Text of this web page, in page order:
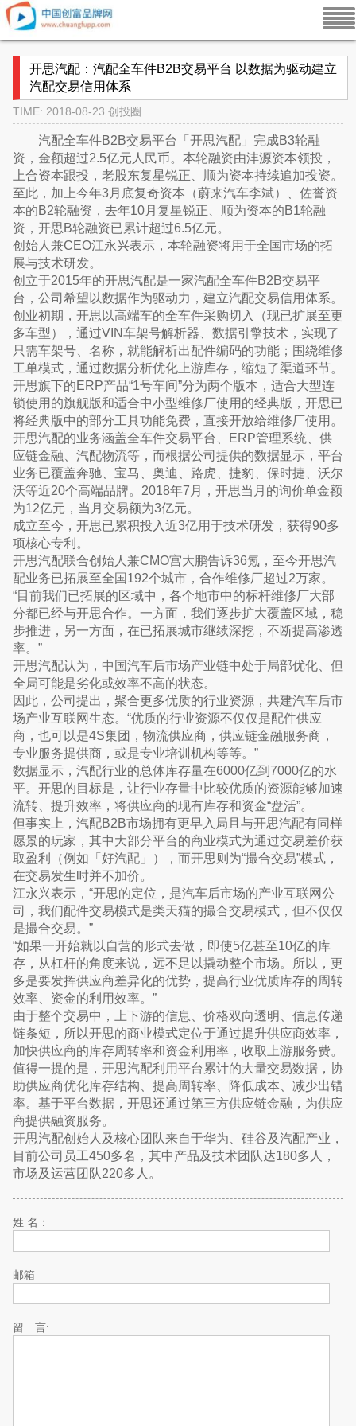
开思汽配：汽配全车件B2B交易平台 以数据为驱动建立
汽配交易信用体系
TIME: 2018-08-23 创投圈
汽配全车件B2B交易平台「开思汽配」完成B3轮融
资，金额超过2.5亿元人民币。本轮融资由沣源资本领投，
上合资本跟投，老股东复星锐正、顺为资本持续追加投资。
至此，加上今年3月底复奇资本（蔚来汽车李斌）、佐誉资
本的B2轮融资，去年10月复星锐正、顺为资本的B1轮融
资，开思B轮融资已累计超过6.5亿元。
创始人兼CEO江永兴表示，本轮融资将用于全国市场的拓
展与技术研发。
创立于2015年的开思汽配是一家汽配全车件B2B交易平
台，公司希望以数据作为驱动力，建立汽配交易信用体系。
创业初期，开思以高端车的全车件采购切入（现已扩展至更
多车型），通过VIN车架号解析器、数据引擎技术，实现了
只需车架号、名称，就能解析出配件编码的功能；围绕维修
工单模式，通过数据分析优化上游库存，缩短了渠道环节。
开思旗下的ERP产品“1号车间”分为两个版本，适合大型连
锁使用的旗舰版和适合中小型维修厂使用的经典版，开思已
将经典版中的部分工具功能免费，直接开放给维修厂使用。
开思汽配的业务涵盖全车件交易平台、ERP管理系统、供
应链金融、汽配物流等，而根据公司提供的数据显示，平台
业务已覆盖奔驰、宝马、奥迪、路虎、捷豹、保时捷、沃尔
沃等近20个高端品牌。2018年7月，开思当月的询价单金额
为12亿元，当月交易额为3亿元。
成立至今，开思已累积投入近3亿用于技术研发，获得90多
项核心专利。
开思汽配联合创始人兼CMO宫大鹏告诉36氪，至今开思汽
配业务已拓展至全国192个城市，合作维修厂超过2万家。
“目前我们已拓展的区域中，各个地市中的标杆维修厂大部
分都已经与开思合作。一方面，我们逐步扩大覆盖区域，稳
步推进，另一方面，在已拓展城市继续深挖，不断提高渗透
率。”
开思汽配认为，中国汽车后市场产业链中处于局部优化、但
全局可能是劣化或效率不高的状态。
因此，公司提出，聚合更多优质的行业资源，共建汽车后市
场产业互联网生态。“优质的行业资源不仅仅是配件供应
商，也可以是4S集团，物流供应商，供应链金融服务商，
专业服务提供商，或是专业培训机构等等。”
数据显示，汽配行业的总体库存量在6000亿到7000亿的水
平。开思的目标是，让行业存量中比较优质的资源能够加速
流转、提升效率，将供应商的现有库存和资金“盘活”。
但事实上，汽配B2B市场拥有更早入局且与开思汽配有同样
愿景的玩家，其中大部分平台的商业模式为通过交易差价获
取盈利（例如「好汽配」），而开思则为“撮合交易”模式，
在交易发生时并不加价。
江永兴表示，“开思的定位，是汽车后市场的产业互联网公
司，我们配件交易模式是类天猫的撮合交易模式，但不仅仅
是撮合交易。”
“如果一开始就以自营的形式去做，即使5亿甚至10亿的库
存，从杠杆的角度来说，远不足以撬动整个市场。所以，更
多是要发挥供应商差异化的优势，提高行业优质库存的周转
效率、资金的利用效率。”
由于整个交易中，上下游的信息、价格双向透明、信息传递
链条短，所以开思的商业模式定位于通过提升供应商效率，
加快供应商的库存周转率和资金利用率，收取上游服务费。
值得一提的是，开思汽配利用平台累计的大量交易数据，协
助供应商优化库存结构、提高周转率、降低成本、减少出错
率。基于平台数据，开思还通过第三方供应链金融，为供应
商提供融资服务。
开思汽配创始人及核心团队来自于华为、硅谷及汽配产业，
目前公司员工450多名，其中产品及技术团队达180多人，
市场及运营团队220多人。
姓 名：
邮箱
留 言: